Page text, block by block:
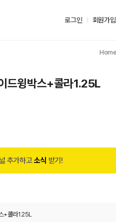
로그인 회원가입
드윙박스+콜라1.25L
추가하고소식 받기!
+콜라1.25L